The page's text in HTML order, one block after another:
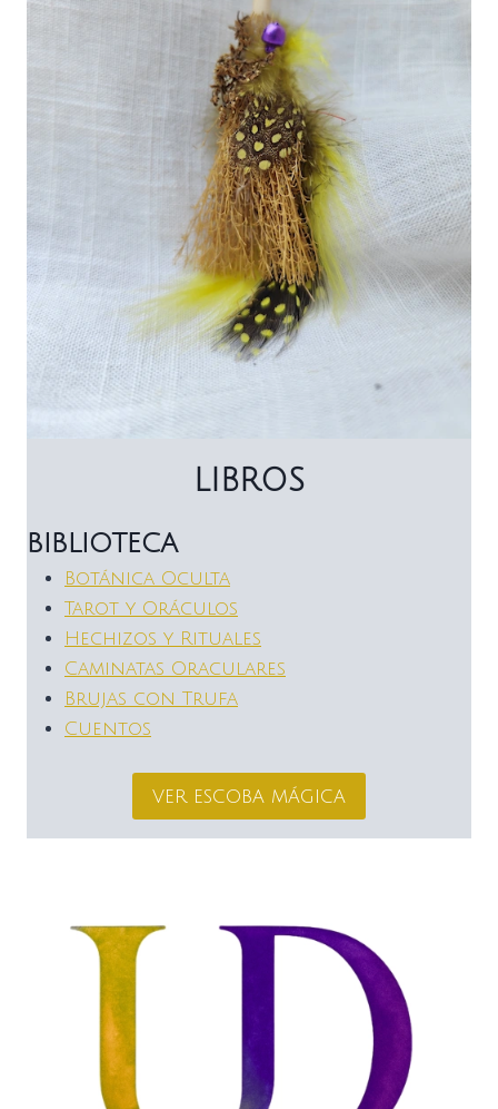
LIBROS
BIBLIOTECA
Botánica Oculta
Tarot y Oráculos
Hechizos y Rituales
Caminatas Oraculares
Brujas con Trufa
Cuentos
ver escoba mágica